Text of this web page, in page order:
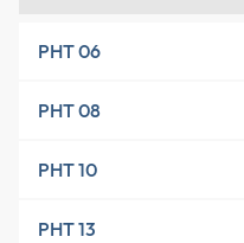
PHT 06
PHT 08
PHT 10
PHT 13